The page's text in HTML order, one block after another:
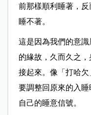
前那樣順利睡著，
睡不著。
這是因為我們的意識
的緣故，久而久之
接起來。像「打哈
要調整回原來的入
自己的睡意信號。